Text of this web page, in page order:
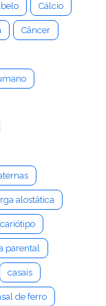
Cálcio
Câncer
alostática
cariótipo
parental
casais
de ferro